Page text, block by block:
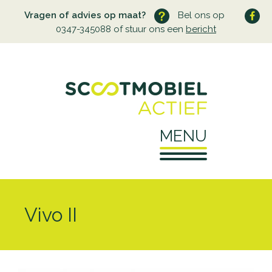
Vragen of advies op maat?
Bel ons op
0347-345088 of stuur ons een bericht
MENU
Vivo II